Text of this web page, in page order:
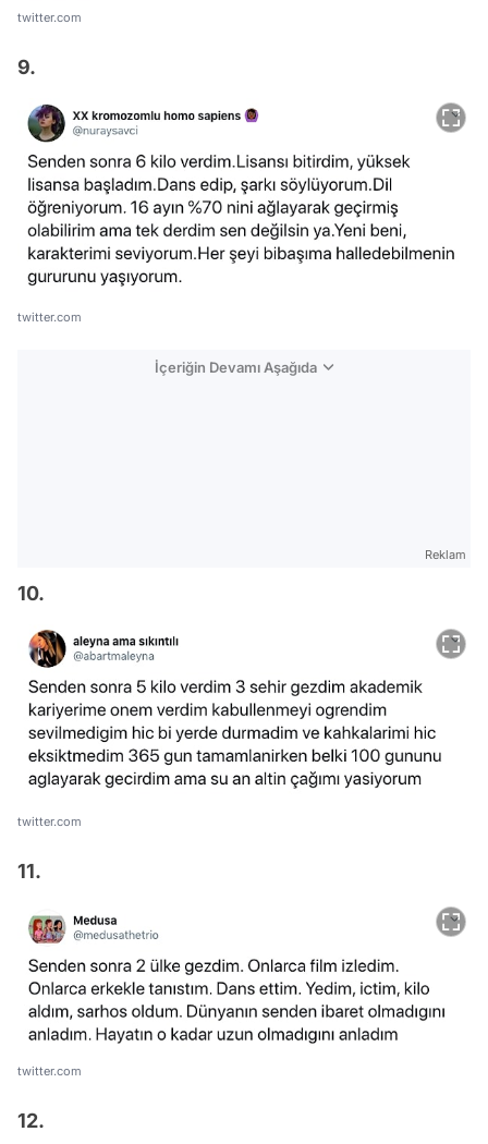
twitter.com
9.
twitter.com
İçeriğin Devamı Aşağıda
Reklam
10.
twitter.com
11.
twitter.com
12.